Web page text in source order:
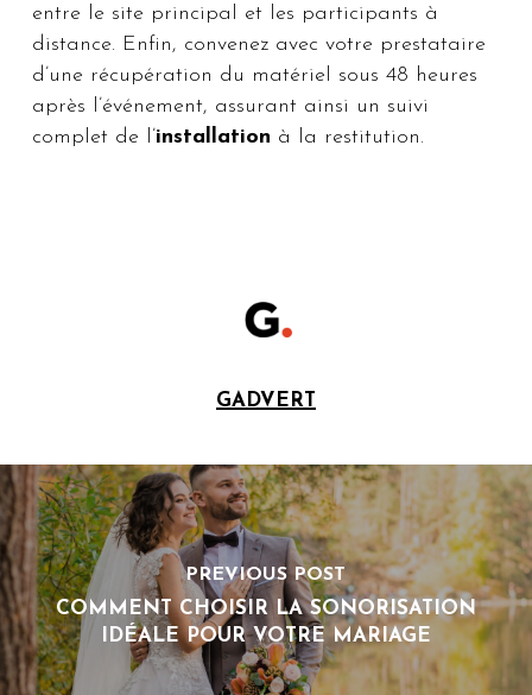
entre le site principal et les participants à
distance. Enfin, convenez avec votre prestataire
d’une récupération du matériel sous 48 heures
après l’événement, assurant ainsi un suivi
complet de l’installation à la restitution.
GADVERT
PREVIOUS POST
COMMENT CHOISIR LA SONORISATION
IDÉALE POUR VOTRE MARIAGE